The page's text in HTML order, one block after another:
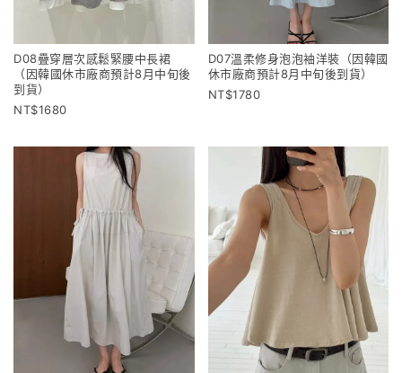
D08疊穿層次感鬆緊腰中長裙
（因韓國休市廠商預計8月中旬後
到貨）
1680
D07溫柔修身泡泡袖洋裝（因韓國
休市廠商預計8月中旬後到貨）
1780